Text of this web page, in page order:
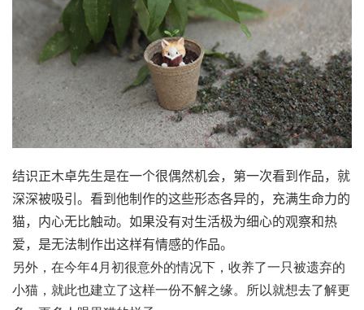
结识正木卓先生是在一个很偶然机会，第一次看到作品，就
深深被吸引。看到他制作的这些形态各异的，充满生命力的
猫，内心无比触动。如果没有对生活极为细心的观察和热
爱，是无法制作出这样有情感的作品。
另外，在今年4月初很意外的情况下，收养了一只被遗弃的
小猫，就此也建立了这样一份不解之缘。所以就想去了解更